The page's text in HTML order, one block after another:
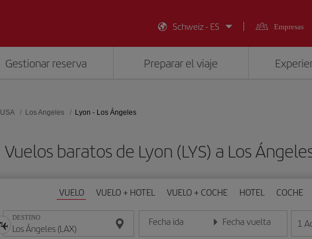
Schweiz - ES
Empresas
Gestionar reserva Preparar el viaje
USA Los Angeles Lyon - Los Ángeles
Vuelos baratos de Lyon (LYS) a Los
VUELO VUELO + HOTEL VUELO + COCHE HOTEL COCHE
DESTINO Fecha ida
Introduce la fecha en formato día/mes/año
Fecha vuelta
Introduce la fecha en 1